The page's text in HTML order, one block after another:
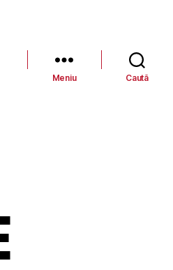
Meniu Caută